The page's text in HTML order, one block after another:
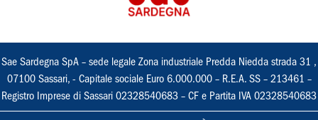
Sae Sardegna SpA – sede legale Zona industriale Predda Niedda strada 31 ,
07100 Sassari, - Capitale sociale Euro 6.000.000 – R.E.A. SS – 213461 –
Registro Imprese di Sassari 02328540683 – CF e Partita IVA 02328540683